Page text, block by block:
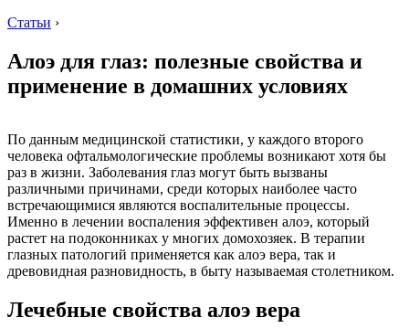
Статьи ›
Алоэ для глаз: полезные свойства и
применение в домашних условиях
По данным медицинской статистики, у каждого второго
человека офтальмологические проблемы возникают хотя бы
раз в жизни. Заболевания глаз могут быть вызваны
различными причинами, среди которых наиболее часто
встречающимися являются воспалительные процессы.
Именно в лечении воспаления эффективен алоэ, который
растет на подоконниках у многих домохозяек. В терапии
глазных патологий применяется как алоэ вера, так и
древовидная разновидность, в быту называемая столетником.
Лечебные свойства алоэ вера